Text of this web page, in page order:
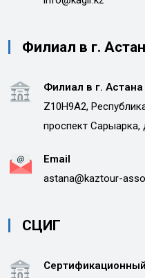
Филиал в г.
Филиал в г. Астана
Z10H9A2,
проспект
Email
astana@kaztour-
СЦИГ